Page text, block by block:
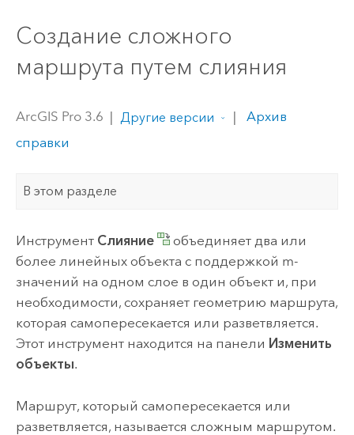
Создание сложного
маршрута путем слияния
ArcGIS Pro 3.6 | Другие версии |
Архив
справки
В этом разделе
Инструмент Слияние
объединяет два или
более линейных объекта с поддержкой m-
значений на одном слое в один объект и, при
необходимости, сохраняет геометрию маршрута,
которая самопересекается или разветвляется.
Этот инструмент находится на панели Изменить
объекты.
Маршрут, который самопересекается или
разветвляется, называется сложным маршрутом.